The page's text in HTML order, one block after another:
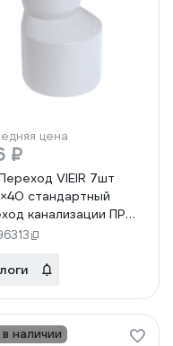
цена
₽
VIEIR 7шт
стандартный
канализации ПР
С
наличии